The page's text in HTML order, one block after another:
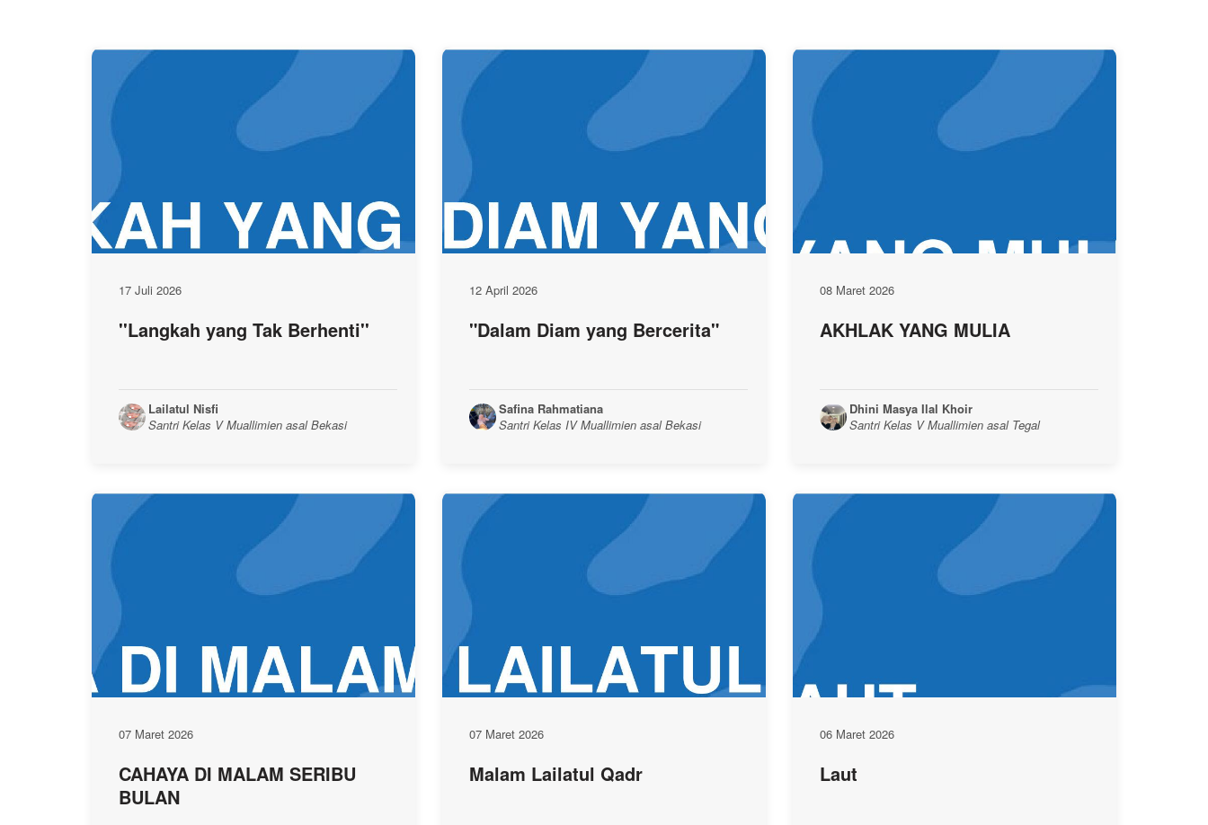
17 Juli 2026
''Langkah yang Tak Berhenti''
Lailatul Nisfi
Santri Kelas V Muallimien asal Bekasi
12 April 2026
"Dalam Diam yang Bercerita"
Safina Rahmatiana
Santri Kelas IV Muallimien asal Bekasi
08 Maret 2026
AKHLAK YANG MULIA
Dhini Masya Ilal Khoir
Santri Kelas V Muallimien asal Tegal
07 Maret 2026
CAHAYA DI MALAM SERIBU
BULAN
07 Maret 2026
Malam Lailatul Qadr
06 Maret 2026
Laut